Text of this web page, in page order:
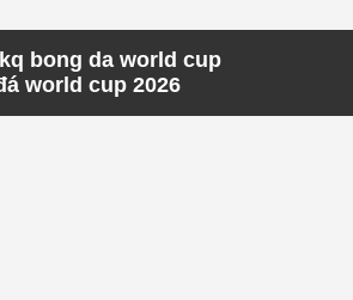
kq bong da world cup
world cup 2026